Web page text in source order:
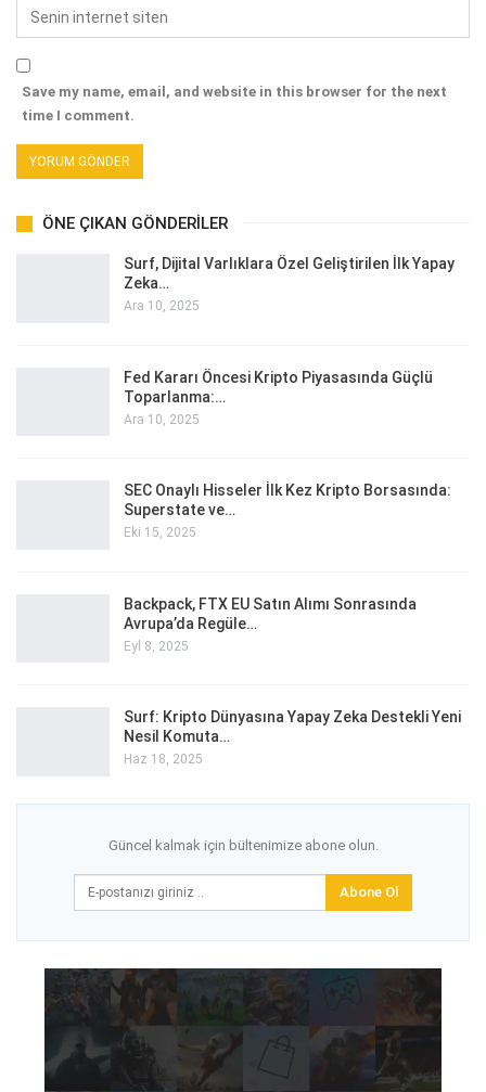
Save my name, email, and website in this browser for the next
time I comment.
ÖNE ÇIKAN GÖNDERILER
Surf, Dijital Varlıklara Özel Geliştirilen İlk Yapay
Zeka…
Ara 10, 2025
Fed Kararı Öncesi Kripto Piyasasında Güçlü
Toparlanma:…
Ara 10, 2025
SEC Onaylı Hisseler İlk Kez Kripto Borsasında:
Superstate ve…
Eki 15, 2025
Backpack, FTX EU Satın Alımı Sonrasında
Avrupa’da Regüle…
Eyl 8, 2025
Surf: Kripto Dünyasına Yapay Zeka Destekli Yeni
Nesil Komuta…
Haz 18, 2025
Güncel kalmak için bültenimize abone olun.
Abone Ol